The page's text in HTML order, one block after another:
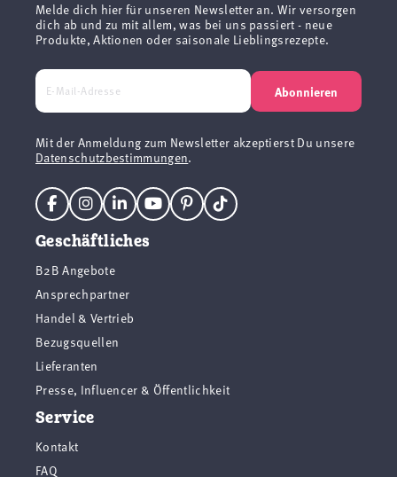
Melde dich hier für unseren Newsletter an. Wir versorgen
dich ab und zu mit allem, was bei uns passiert - neue
Produkte, Aktionen oder saisonale Lieblingsrezepte.
Abonnieren
Mit der Anmeldung zum Newsletter akzeptierst Du unsere
Datenschutzbestimmungen.
Geschäftliches
B2B Angebote
Ansprechpartner
Handel & Vertrieb
Bezugsquellen
Lieferanten
Presse, Influencer & Öffentlichkeit
Service
Kontakt
FAQ